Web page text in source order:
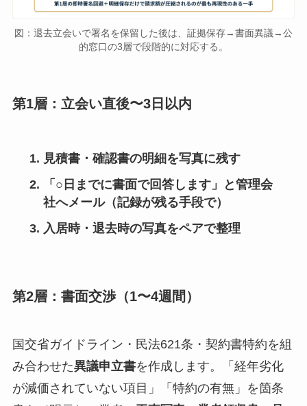
図：退去立会いで署名を保留した後は、証拠保存→書面異議→公
的窓口の3層で段階的に対応する。
第1層：立会い直後〜3日以内
見積書・確認書の明細を写真に残す
「○日までに書面で回答します」と管理会
社へメール（記録が残る手段で）
入居時・退去時の写真をペアで整理
第2層：書面交渉（1〜4週間）
国交省ガイドライン・民法621条・契約書特約を組
み合わせた異議申立書を作成します。「経年劣化
が減価されていない項目」「特約の有無」を箇条